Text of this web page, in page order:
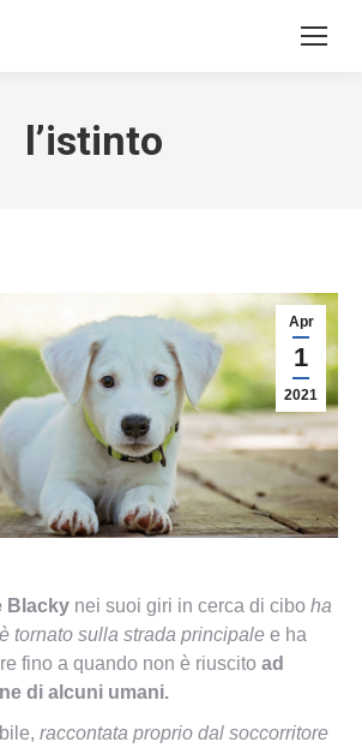
l’istinto
Apr
1
2021
Blacky nei suoi giri in cerca di cibo ha
tornato sulla strada principale e ha
fino a quando non è riuscito ad
di alcuni umani.
raccontata proprio dal soccorritore